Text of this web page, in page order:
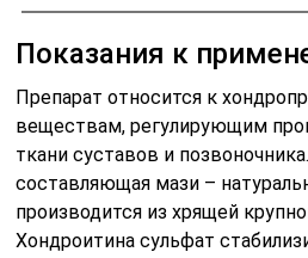
Показания к
Препарат относится к
веществам, регулирующим
ткани суставов и
составляющая мази –
производится из хрящей
Хондроитина сульфат